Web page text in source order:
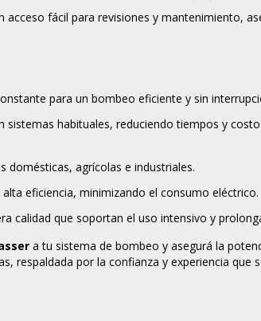
acceso fácil para revisiones y mantenimiento,
para un bombeo eficiente y sin
sistemas habituales, reduciendo tiempos y
domésticas, agrícolas e industriales.
eficiencia, minimizando el consumo eléctrico.
calidad que soportan el uso intensivo y
a tu sistema de bombeo y asegurá la
respaldada por la confianza y experiencia que